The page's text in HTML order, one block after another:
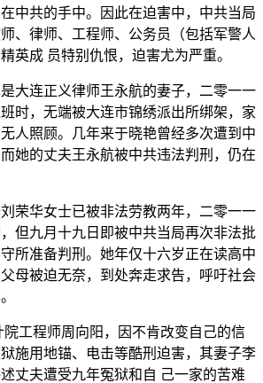
中共的手中。因此在迫害中，中共当局
、律师、工程师、公务员（包括军警人
英成 员特别仇恨，迫害尤为严重。
大连正义律师王永航的妻子，二零一一
时，无端被大连市锦绣派出所绑架，家
人照顾。几年来于晓艳曾经多次遭到中
她的丈夫王永航被中共违法判刑，仍在
荣华女士已被非法劳教两年，二零一一
但九月十九日即被中共当局再次非法批
所准备判刑。她年仅十六岁正在读高中
母被迫无奈，到处奔走求告，呼吁社会
工程师周向阳，因不肯改变自己的信
施用地锚、电击等酷刑迫害，其妻子李
丈夫遭受九年冤狱和自 己一家的苦难